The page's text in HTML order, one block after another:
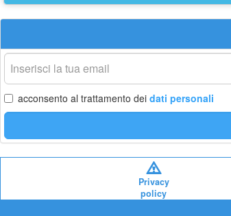
La
tua
email
acconsento al trattamento dei dati personali
Privacy
policy